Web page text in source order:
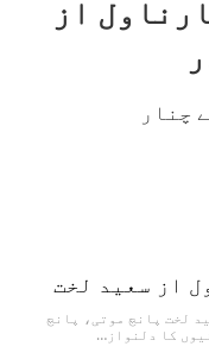
از
چنار
از سعید لخت
لخت پانچ موتی، پانچ
کا دلنواز…